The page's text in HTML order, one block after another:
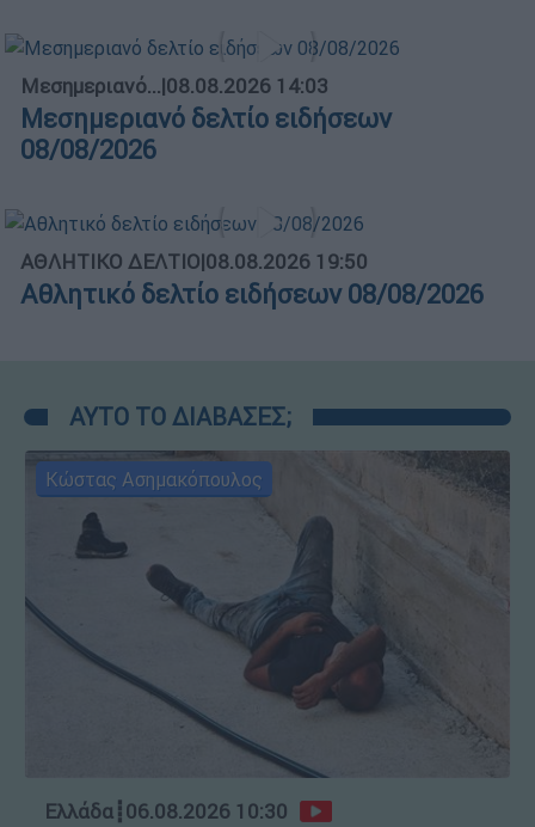
Μεσημεριανό...|08.08.2026 14:03
Μεσημεριανό δελτίο ειδήσεων
08/08/2026
ΑΘΛΗΤΙΚΟ ΔΕΛΤΙΟ|08.08.2026 19:50
Αθλητικό δελτίο ειδήσεων 08/08/2026
ΑΥΤΟ ΤΟ ΔΙΑΒΑΣΕΣ;
Κώστας Ασημακόπουλος
Ελλάδα┋06.08.2026 10:30